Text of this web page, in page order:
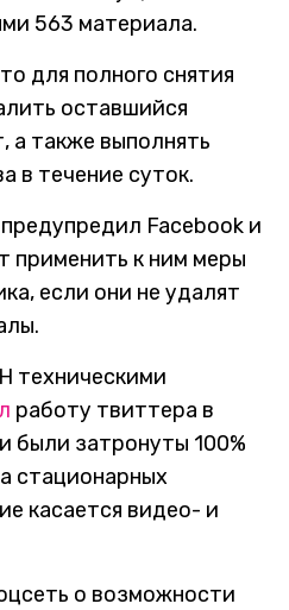
563 материала.
для полного снятия
оставшийся
а также выполнять
в течение суток.
Facebook и
применить к ним меры
если они не удалят
техническими
работу твиттера в
были затронуты 100%
стационарных
касается видео- и
о возможности